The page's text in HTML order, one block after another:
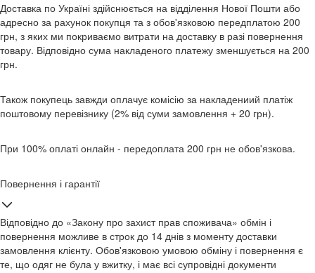
Доставка по Україні здійснюється на відділення Нової Пошти або
адресно за рахунок покупця та з обов'язковою передплатою 200
грн, з яких ми покриваємо витрати на доставку в разі повернення
товару. Відповідно сума накладеного платежу зменшується на 200
грн.
Також покупець завжди оплачує комісію за накладениий платіж
поштовому перевізнику (2% від суми замовлення + 20 грн).
При 100% оплаті онлайн - передоплата 200 грн не обов'язкова.
Повернення і гарантії
Відповідно до «Закону про захист прав споживача» обмін і
повернення можливе в строк до 14 днів з моменту доставки
замовлення клієнту. Обов'язковою умовою обміну і повернення є
те, що одяг не була у вжитку, і має всі супровідні документи